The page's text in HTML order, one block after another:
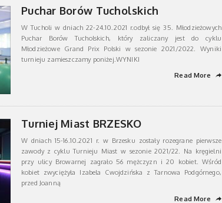
Puchar Borów Tucholskich
W Tucholi w dniach 22-24.10.2021 r.odbył się 35. Młodzieżowych
Puchar Borów Tucholskich, który zaliczany jest do cyklu
Młodzieżowe Grand Prix Polski w sezonie 2021/2022. Wyniki
turnieju zamieszczamy poniżej.WYNIKI
Read More
➦
Turniej Miast BRZESKO
W dniach 15-16.10.2021 r. w Brzesku zostały rozegrane pierwsze
zawody z cyklu Turnieju Miast w sezonie 2021/22. Na kręgielni
przy ulicy Browarnej zagrało 56 mężczyzn i 20 kobiet. Wśród
kobiet zwyciężyła Izabela Cwojdzińska z Tarnowa Podgórnego,
przed Joanną
Read More
➦